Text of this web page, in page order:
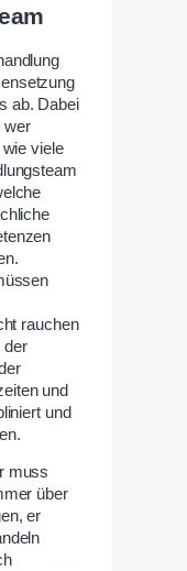
ab. Dabei
wer
viele
rauchen
der
und
und
muss
über
er